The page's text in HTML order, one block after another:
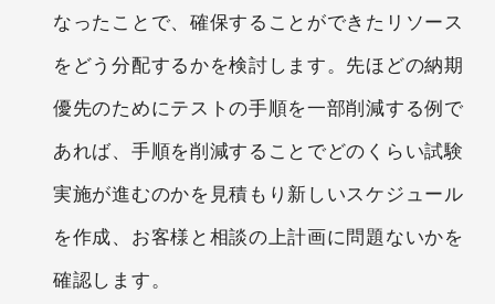
なったことで、確保することができたリソース
をどう分配するかを検討します。先ほどの納期
優先のためにテストの手順を一部削減する例で
あれば、手順を削減することでどのくらい試験
実施が進むのかを見積もり新しいスケジュール
を作成、お客様と相談の上計画に問題ないかを
確認します。